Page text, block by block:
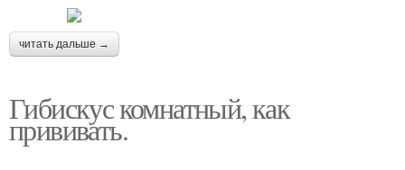
читать дальше →
Гибискус комнатный, как
прививать.